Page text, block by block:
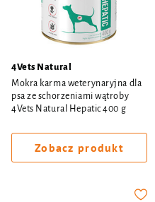
4Vets Natural
Mokra karma weterynaryjna dla
psa ze schorzeniami wątroby
4Vets Natural Hepatic 400 g
Zobacz produkt